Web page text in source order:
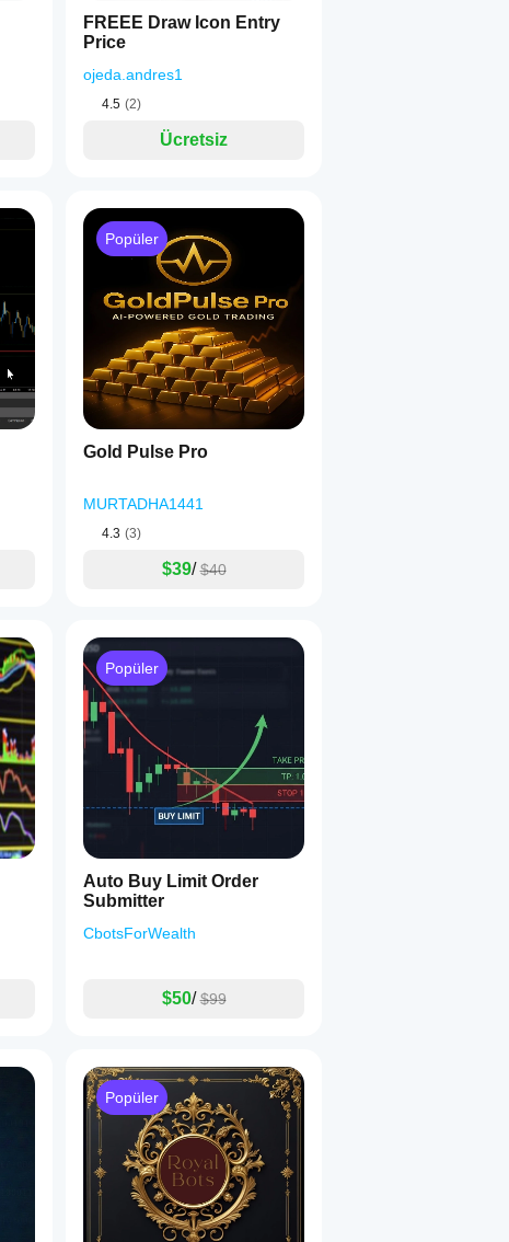
FREEE Draw Icon Entry
Price
ojeda.andres1
4.5 (2)
Ücretsiz
Popüler
Gold Pulse Pro
MURTADHA1441
4.3 (3)
$39/ $40
Popüler
Auto Buy Limit Order
Submitter
CbotsForWealth
$50/ $99
Popüler